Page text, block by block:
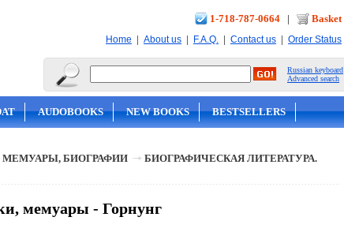
1-718-787-0664 | Basket
Home | About us | F.A.Q. | Contact us | Order Status
Russian keyboard
Advanced search
AUDOBOOKS NEW BOOKS BESTSELLERS
БИОГРАФИИ
БИОГРАФИЧЕСКАЯ ЛИТЕРАТУРА.
мемуары - Горнунг